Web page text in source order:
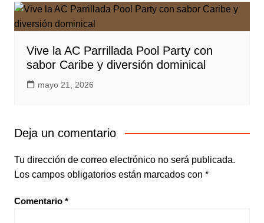
Vive la AC Parrillada Pool Party con
sabor Caribe y diversión dominical
mayo 21, 2026
Deja un comentario
Tu dirección de correo electrónico no será publicada.
Los campos obligatorios están marcados con *
Comentario *